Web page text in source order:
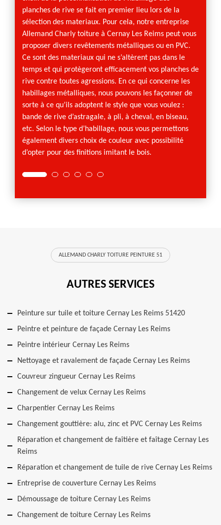
planches de rive se fait en premier lieu lors de la
sélection des materiaux. Pour cela, notre entreprise
Allemand Charly toiture à Cernay Les Reims peut vous
proposer divers revêtements métalliques ou en PVC.
Ce sont des materiaux qui ne s’altèrent pas dans le
temps et qui protègeront efficacement vos planches de
rive contre toutes agressions. En ce qui concerne les
habillages métalliques, nous pouvons les façonner de
sorte à ce qu’ils adoptent le style que vous voulez :
bande de rive d’astragale, à pli, à cheval, en biseau,
etc. Selon le type d’habillage, nous vous permettons
également divers choix de couleur avec possibilité
d’opter pour des finitions imitant le bois.
ALLEMAND CHARLY TOITURE PEINTURE 51
AUTRES SERVICES
Peinture sur tuile et toiture Cernay Les Reims 51420
Peintre et peinture de façade Cernay Les Reims
Peintre intérieur Cernay Les Reims
Nettoyage et ravalement de façade Cernay Les Reims
Couvreur zingueur Cernay Les Reims
Changement de velux Cernay Les Reims
Charpentier Cernay Les Reims
Changement gouttière: alu, zinc et PVC Cernay Les Reims
Réparation et changement de faîtière et faîtage Cernay Les
Reims
Réparation et changement de tuile de rive Cernay Les Reims
Entreprise de couverture Cernay Les Reims
Démoussage de toiture Cernay Les Reims
Changement de toiture Cernay Les Reims